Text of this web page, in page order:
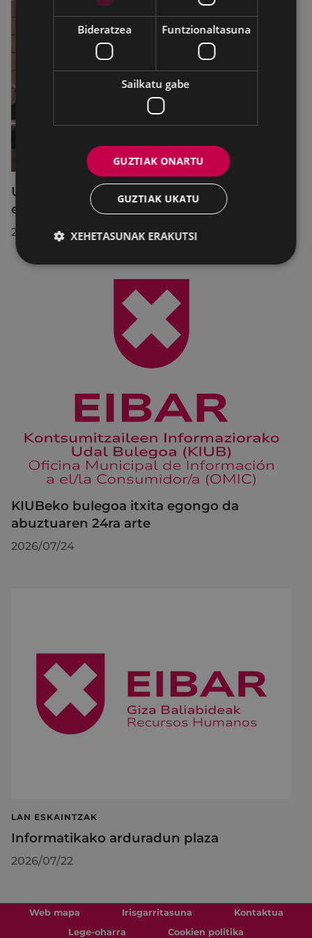
Udalbatzak 2026ko uztailaren 27an
egindako bilkuran hartutako erabakiak
2026/07/28
KIUBeko bulegoa itxita egongo da
abuztuaren 24ra arte
2026/07/24
LAN ESKAINTZAK
Informatikako arduradun plaza
2026/07/22
Web mapa Irisgarritasuna
Kontaktua
Lege-oharra
Cookien politika
Bideratzea Funtzionaltasuna
Sailkatu gabe
GUZTIAK ONARTU
GUZTIAK UKATU
XEHETASUNAK ERAKUTSI